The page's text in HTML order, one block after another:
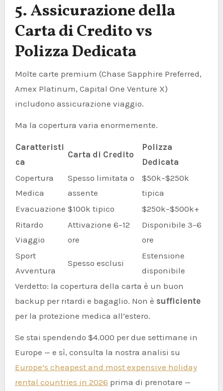
5. Assicurazione della
Carta di Credito vs
Polizza Dedicata
Molte carte premium (Chase Sapphire Preferred,
Amex Platinum, Capital One Venture X)
includono assicurazione viaggio.
Ma la copertura varia enormemente.
Caratteristi
ca
Carta di Credito
Polizza
Dedicata
Copertura
Medica
Spesso limitata o
assente
$50k–$250k
tipica
Evacuazione $100k tipico
$250k–$500k+
Ritardo
Viaggio
Attivazione 6–12
ore
Disponibile 3–6
ore
Sport
Avventura
Spesso esclusi
Estensione
disponibile
Verdetto: la copertura della carta è un buon
backup per ritardi e bagaglio. Non è sufficiente
per la protezione medica all’estero.
Se stai spendendo $4.000 per due settimane in
Europe — e sì, consulta la nostra analisi su
Europe’s cheapest and most expensive holiday
rental countries in 2026 prima di prenotare —